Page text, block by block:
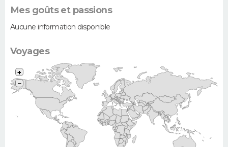
Mes goûts et passions
Aucune information disponible
Voyages
+
−